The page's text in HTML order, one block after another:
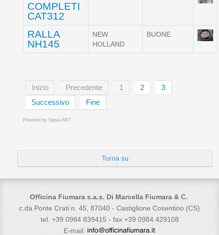
COMPLETI
CAT312
RALLA
NH145
NEW
HOLLAND
BUONE
Inizio Precedente 1 2
3
Successivo
Fine
Powered by Sigsiu.NET
Torna su
Officina Fiumara s.a.s. Di Marcella Fiumara & C.
c.da Ponte Crati n. 45, 87040 - Castiglione Cosentino (CS)
tel. +39 0984 839415 - fax +39 0984 429108
E-mail: